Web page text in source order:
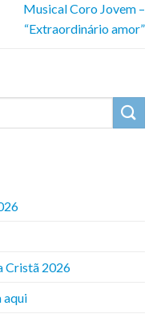
Musical Coro Jovem –
“Extraordinário amor”
Cristã 2026
aqui